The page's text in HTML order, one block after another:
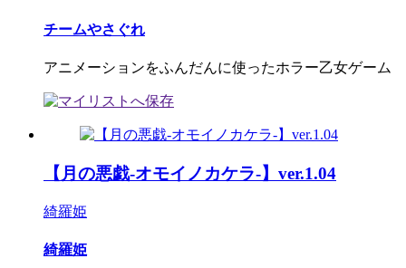
チームやさぐれ
アニメーションをふんだんに使ったホラー乙女ゲーム
【月の悪戯-オモイノカケラ-】ver.1.04
綺羅姫
綺羅姫